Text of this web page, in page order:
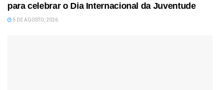
para celebrar o Dia Internacional da Juventude
5 DE AGOSTO, 2026